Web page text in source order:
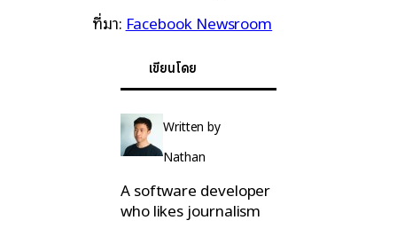
ที่มา: Facebook Newsroom
เขียนโดย
Written by
Nathan
A software developer
who likes journalism